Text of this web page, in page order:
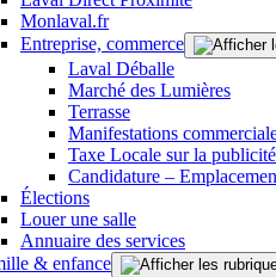
Monlaval.fr
Entreprise, commerce
Laval Déballe
Marché des Lumières
Terrasse
Manifestations
Taxe Locale sur la
Candidature –
Élections
Louer une salle
Annuaire des services
& enfance